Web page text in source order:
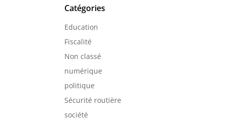
Catégories
Education
Fiscalité
Non classé
numérique
politique
Sécurité routière
société